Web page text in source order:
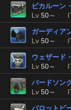
ピカルーン
Lv 50～
ガーディア
Lv 50～
ウェザード
Lv 50～
バードソン
Lv 50～
パロットビ